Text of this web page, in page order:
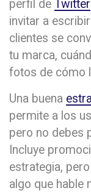
perfil de Twitter
invitar a
clientes se
tu marca,
fotos de cómo
Una buena
permite a los
pero no debes
Incluye
estrategia,
algo que hable